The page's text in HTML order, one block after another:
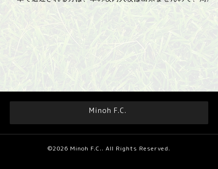
Minoh F.C.
©2026 Minoh F.C.. All Rights Reserved.